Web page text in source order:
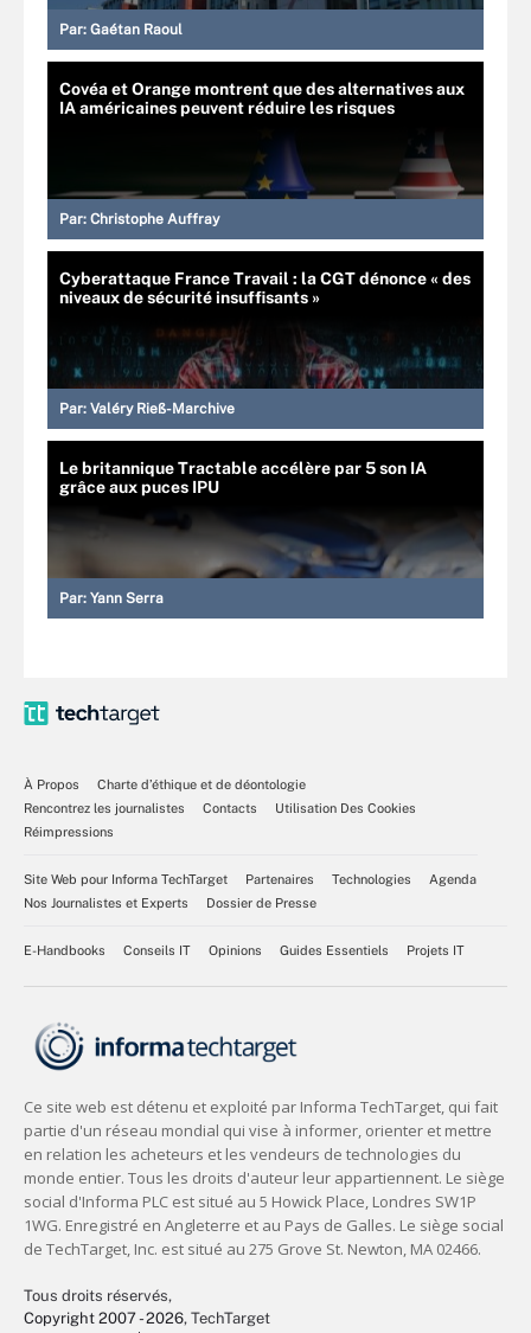
Par: Gaétan Raoul
Covéa et Orange montrent que des alternatives aux
IA américaines peuvent réduire les risques
Par: Christophe Auffray
Cyberattaque France Travail : la CGT dénonce « des
niveaux de sécurité insuffisants »
Par: Valéry Rieß-Marchive
Le britannique Tractable accélère par 5 son IA
grâce aux puces IPU
Par: Yann Serra
À Propos
Charte d’éthique et de déontologie
Rencontrez les journalistes
Contacts
Utilisation Des Cookies
Réimpressions
Site Web pour Informa TechTarget Partenaires Technologies
Agenda
Nos Journalistes et Experts
Dossier de Presse
E-Handbooks Conseils IT Opinions Guides Essentiels Projets IT
Tous droits réservés,
Copyright 2007 - 2026, TechTarget